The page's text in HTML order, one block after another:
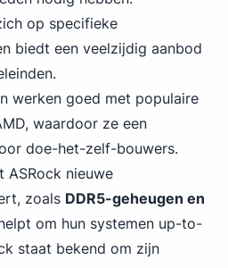
op specifieke
biedt een veelzijdig aanbod
werken goed met populaire
waardoor ze een
doe-het-zelf-bouwers.
ASRock nieuwe
zoals DDR5-geheugen en
om hun systemen up-to-
staat bekend om zijn